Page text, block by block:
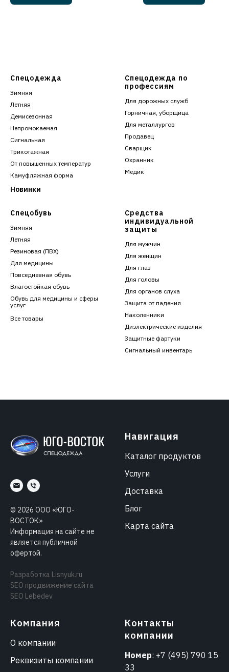
Спецодежда
Зимняя
Летняя
Демисезонная
Непромокаемая
Сигнальная
Трикотажная
От повышенных температур
Камуфляжная форма
Новинки
Спецодежда по
профессиям
Для дорожных служб
Горничная, уборщица
Для металлургов
Продавец
Сварщик
Охранник
Медик
Спецобувь
Зимняя
Летняя
Резиновая (ПВХ)
Для медицины
Повседневная обувь
Влагостойкая обувь
Обувь для медицины и сферы
услуг
Все товары
Средства
индивидуальной
защиты
Для мужчин
Для женщин
Для глаз
Для головы
Для органов слуха
Защита от падения
Наколенники
Диэлектрические изделия
Защитные фартуки
Сигнальный инвентарь
© 2026 ООО «ЮГО-
ВОСТОК»
Информация на сайте не
является публичной
офертой.
Разработка Lisnyuk.ru
SEO продвижение сайта
SEO Lebedev
Навигация
Каталог продуктов
Услуги
Доставка
Блог
Карта сайта
Компания
О компании
Реквизиты компании
Контакты
компании
Номер: +7 (495) 790 15
33